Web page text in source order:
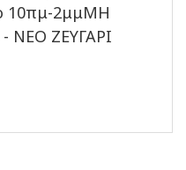
10πμ-2μμΜΗ
ΝΕΟ ΖΕΥΓΑΡΙ